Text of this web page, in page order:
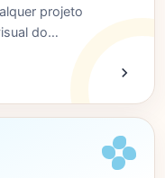
projeto
do…